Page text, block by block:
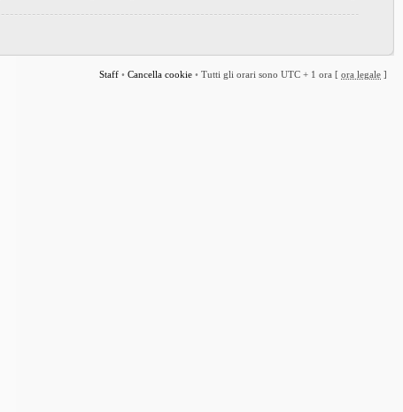
Staff • Cancella cookie • Tutti gli orari sono UTC + 1 ora [ ora legale ]